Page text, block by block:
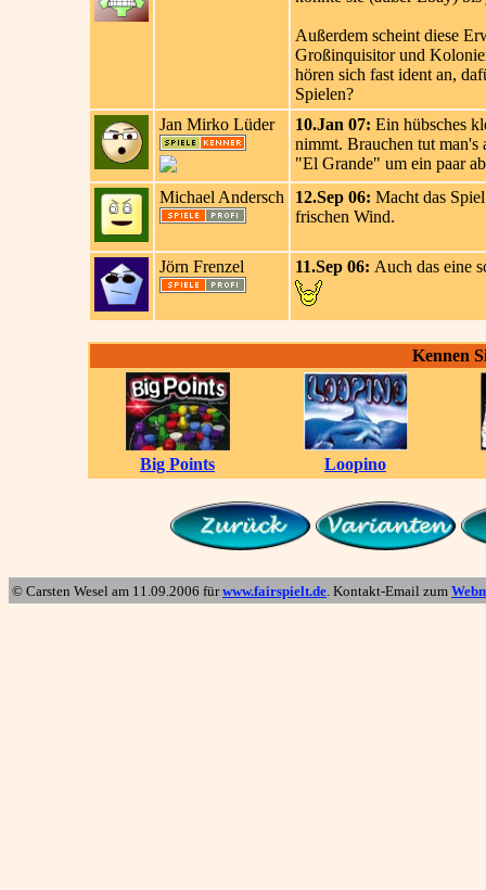
Außerdem scheint diese
Großinquisitor und
hören sich fast ident an,
Spielen?
Jan Mirko Lüder
10.Jan 07: Ein hübsches
nimmt. Brauchen tut man's
"El Grande" um ein paar
Michael Andersch
12.Sep 06: Macht das
frischen Wind.
Jörn Frenzel 11.Sep 06: Auch das eine
Kennen
Big Points Loopino
© Carsten Wesel am 11.09.2006 fürwww.fairspielt.de. Kontakt-Email zum